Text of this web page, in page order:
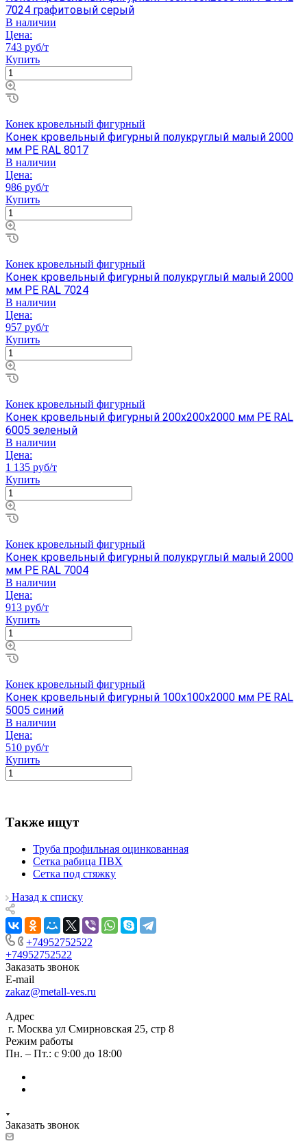
7024 графитовый серый
В наличии
Цена:
743 руб/т
Купить
Конек кровельный фигурный
Конек кровельный фигурный полукруглый малый 2000
мм PE RAL 8017
В наличии
Цена:
986 руб/т
Купить
Конек кровельный фигурный
Конек кровельный фигурный полукруглый малый 2000
мм PE RAL 7024
В наличии
Цена:
957 руб/т
Купить
Конек кровельный фигурный
Конек кровельный фигурный 200х200х2000 мм PE RAL
6005 зеленый
В наличии
Цена:
1 135 руб/т
Купить
Конек кровельный фигурный
Конек кровельный фигурный полукруглый малый 2000
мм PE RAL 7004
В наличии
Цена:
913 руб/т
Купить
Конек кровельный фигурный
Конек кровельный фигурный 100х100х2000 мм PE RAL
5005 синий
В наличии
Цена:
510 руб/т
Купить
Также ищут
Труба профильная оцинкованная
Сетка рабица ПВХ
Сетка под стяжку
Назад к списку
+74952752522
+74952752522
Заказать звонок
E-mail
zakaz@metall-ves.ru
Адрес
г. Москва ул Смирновская 25, стр 8
Режим работы
Пн. – Пт.: с 9:00 до 18:00
Заказать звонок